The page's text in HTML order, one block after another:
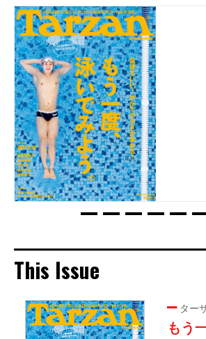
This Issue
ター
もう